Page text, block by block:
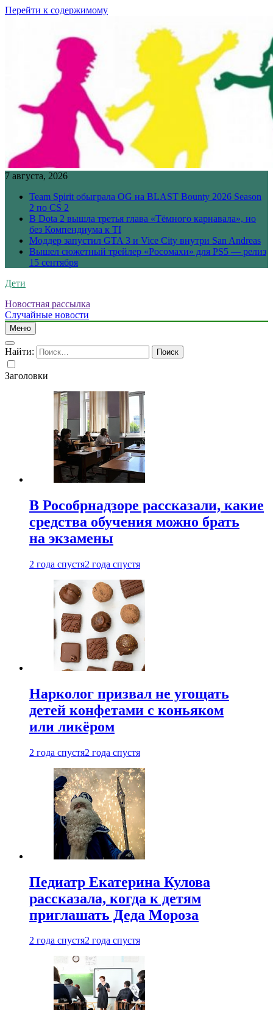
Перейти к содержимому
7 августа, 2026
Team Spirit обыграла OG на BLAST Bounty 2026 Season
2 по CS 2
В Dota 2 вышла третья глава «Тёмного карнавала», но
без Компендиума к TI
Моддер запустил GTA 3 и Vice City внутри San Andreas
Вышел сюжетный трейлер «Росомахи» для PS5 — релиз
15 сентября
Дети
Новостная рассылка
Случайные новости
Меню
Найти:
Заголовки
В Рособрнадзоре рассказали, какие
средства обучения можно брать
на экзамены
2 года спустя2 года спустя
Нарколог призвал не угощать
детей конфетами с коньяком
или ликёром
2 года спустя2 года спустя
Педиатр Екатерина Кулова
рассказала, когда к детям
приглашать Деда Мороза
2 года спустя2 года спустя